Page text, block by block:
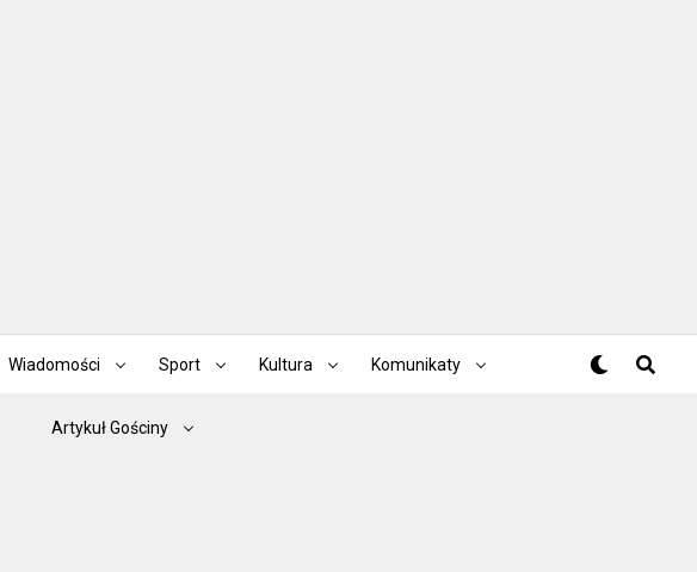
Wiadomości Sport Kultura Komunikaty
Artykuł Gościny